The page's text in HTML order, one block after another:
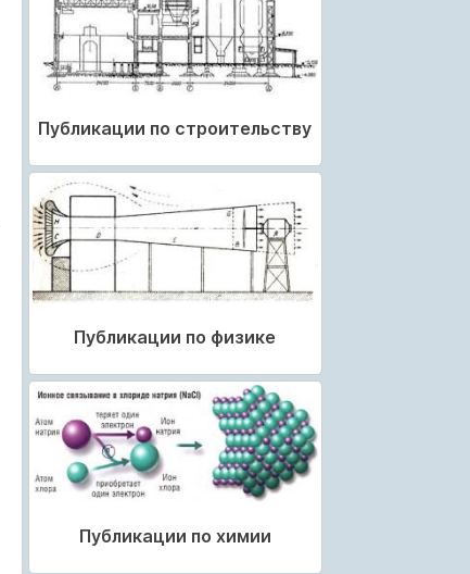
Публикации по строительству
Публикации по физике
Публикации по химии